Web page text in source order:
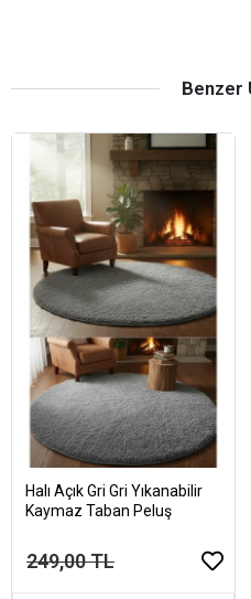
Benzer
Halı Açık Gri Gri Yıkanabilir
Kaymaz Taban Peluş
249,00 TL